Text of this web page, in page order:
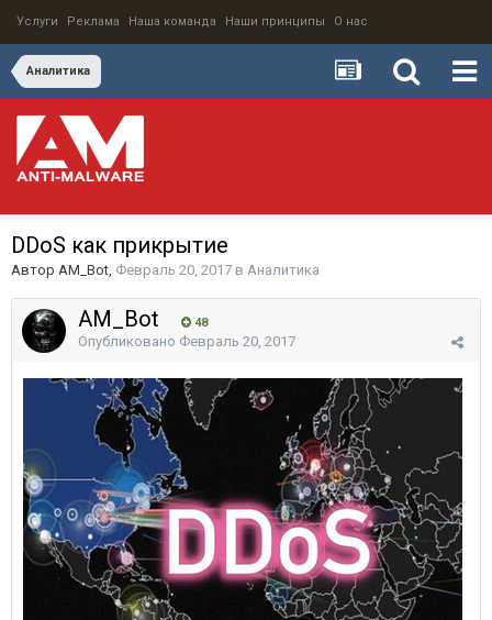
Услуги Реклама Наша команда Наши принципы О нас
Аналитика
DDoS как прикрытие
Автор AM_Bot, Февраль 20, 2017 в Аналитика
AM_Bot 48
Опубликовано Февраль 20, 2017